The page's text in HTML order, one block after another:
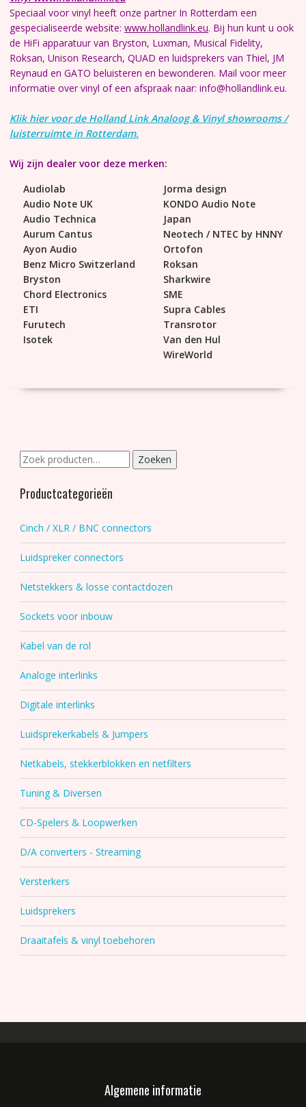
Speciaal voor vinyl heeft onze partner In Rotterdam een
gespecialiseerde website: www.hollandlink.eu. Bij hun kunt u ook
de HiFi apparatuur van Bryston, Luxman, Musical Fidelity,
Roksan, Unison Research, QUAD en luidsprekers van Thiel, JM
Reynaud en GATO beluisteren en bewonderen. Mail voor meer
informatie over vinyl of een afspraak naar: info@hollandlink.eu.
Klik hier voor de Holland Link Analoog & Vinyl showrooms /
luisterruimte in Rotterdam.
Wij zijn dealer voor deze merken:
Audiolab
Audio Note UK
Audio Technica
Aurum Cantus
Ayon Audio
Benz Micro Switzerland
Bryston
Chord Electronics
ETI
Furutech
Isotek
Jorma design
KONDO Audio Note
Japan
Neotech / NTEC by HNNY
Ortofon
Roksan
Sharkwire
SME
Supra Cables
Transrotor
Van den Hul
WireWorld
Zoeken
naar:
Zoeken
Productcategorieën
Cinch / XLR / BNC connectors
Luidspreker connectors
Netstekkers & losse contactdozen
Sockets voor inbouw
Kabel van de rol
Analoge interlinks
Digitale interlinks
Luidsprekerkabels & Jumpers
Netkabels, stekkerblokken en netfilters
Tuning & Diversen
CD-Spelers & Loopwerken
D/A converters - Streaming
Versterkers
Luidsprekers
Draaitafels & vinyl toebehoren
Algemene informatie